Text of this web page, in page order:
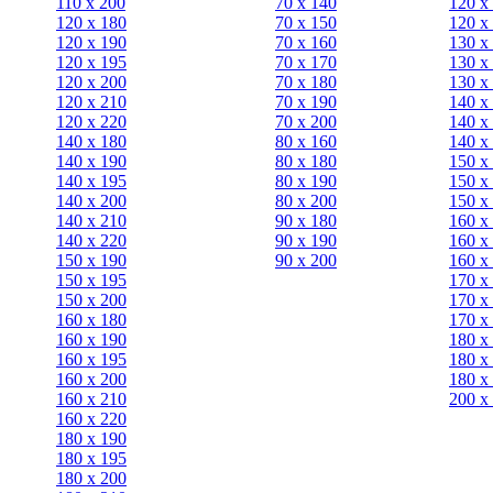
120 x 180
120 х 190
120 х 195
120 х 200
120 x 210
120 x 220
140 x 180
140 х 190
140 х 195
140 х 200
140 x 210
140 x 220
150 х 190
150 х 195
150 х 200
160 x 180
160 х 190
160 х 195
160 х 200
160 x 210
160 x 220
180 х 190
180 х 195
180 х 200
70 х 150
70 х 160
70 х 170
70 х 180
70 х 190
70 х 200
80 х 160
80 х 180
80 x 190
80 x 200
90 х 180
90 x 190
90 x 200
120 х
130 х
130 х
130 х
140 х
140 х
140 х
150 х
150 х
150 х
160 х
160 х
160 х
170 х
170 х
170 х
180 х
180 х
180 х
200 x